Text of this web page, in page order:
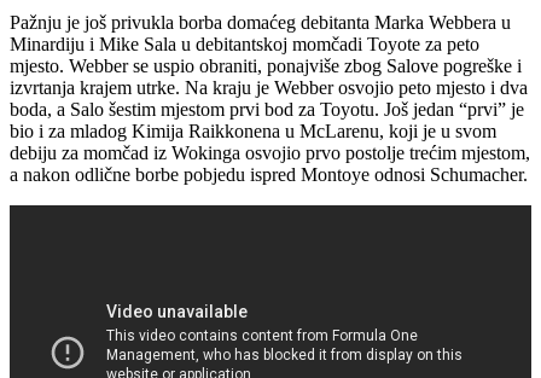
Pažnju je još privukla borba domaćeg debitanta Marka Webbera u
Minardiju i Mike Sala u debitantskoj momčadi Toyote za peto
mjesto. Webber se uspio obraniti, ponajviše zbog Salove pogreške i
izvrtanja krajem utrke. Na kraju je Webber osvojio peto mjesto i dva
boda, a Salo šestim mjestom prvi bod za Toyotu. Još jedan “prvi” je
bio i za mladog Kimija Raikkonena u McLarenu, koji je u svom
debiju za momčad iz Wokinga osvojio prvo postolje trećim mjestom,
a nakon odlične borbe pobjedu ispred Montoye odnosi Schumacher.